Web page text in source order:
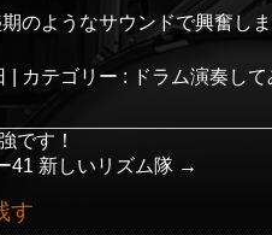
のようなサウンドで興奮しま
カテゴリー : ドラム演奏して
です！
41 新しいリズム隊 →
す